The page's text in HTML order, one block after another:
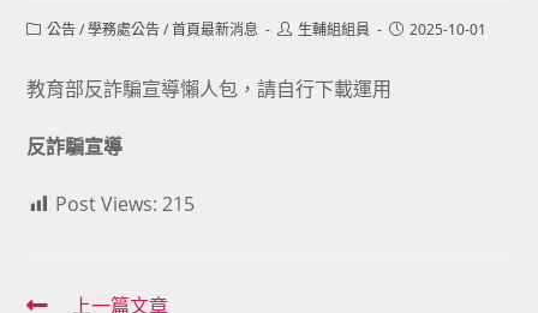
Post公告 / 學務處公告 / 首頁最新消息
Post生輔組組員
Post2025-10-01
教育部反詐騙宣導懶人包，請自行下載運用
反詐騙宣導
Post Views: 215
上一篇文章